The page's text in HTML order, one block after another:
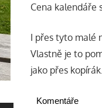
Cena kalendáře
I přes tyto malé
Vlastně je to
jako přes
Komentáře